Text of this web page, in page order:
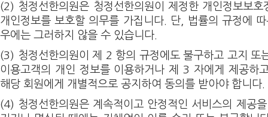
(2) 청정선한의원은 청정선한의원이 제정한 개인정보보호
개인정보를 보호할 의무를 가집니다. 단, 법률의 규정에
우에는 그러하지 않을 수 있습니다.
(3) 청정선한의원이 제 2 항의 규정에도 불구하고 고지 또
이용고객의 개인 정보를 이용하거나 제 3 자에게 제공하
해당 회원에게 개별적으로 공지하여 동의를 받아야 합니다.
(4) 청정선한의원은 계속적이고 안정적인 서비스의 제공